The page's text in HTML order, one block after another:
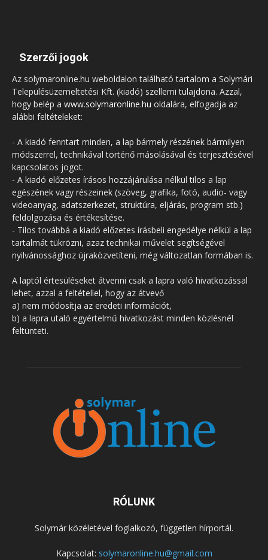
Szerzői jogok
Az solymaronline.hu weboldalon található tartalom a Solymári
Településüzemeltetési Kft. (kiadó) szellemi tulajdona. Azzal,
hogy belép a www.solymaronline.hu oldalára, elfogadja az
alábbi feltételeket:
- A kiadó fenntart minden, a lap bármely részének bármilyen
módszerrel, technikával történő másolásával és terjesztésével
kapcsolatos jogot.
- A kiadó előzetes írásos hozzájárulása nélkül tilos a lap
egészének vagy részeinek (szöveg, grafika, fotó, audio- vagy
videoanyag, adatszerkezet, struktúra, eljárás, program stb.)
feldolgozása és értékesítése.
- Tilos továbbá a kiadó előzetes írásbeli engedélye nélkül a lap
tartalmát tükrözni, azaz technikai művelet segítségével
nyilvánossághoz újraközvetíteni, még változatlan formában is.
A laptól értesüléseket átvenni csak a lapra való hivatkozással
lehet, azzal a feltétellel, hogy az átvevő
a) nem módosítja az eredeti információt,
b) a lapra utaló egyértelmű hivatkozást minden közlésnél
feltünteti.
RÓLUNK
Solymár közéletével foglalkozó, független hírportál.
Kapcsolat: solymaronline.hu@gmail.com